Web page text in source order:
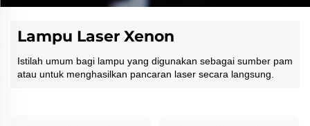
Lampu Laser Xenon
Istilah umum bagi lampu yang digunakan sebagai sumber pam
atau untuk menghasilkan pancaran laser secara langsung.